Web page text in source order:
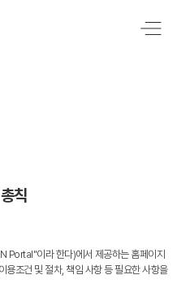
칙
Portal"이라 한다)에서 제공하는 홈페이지
용조건 및 절차, 책임 사항 등 필요한 사항을